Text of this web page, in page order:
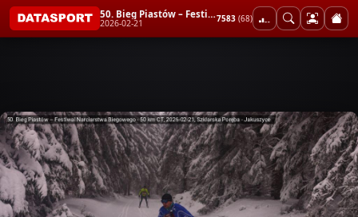
50. Bieg Piastów – Festiwal Narciarstwa Biegowego - 50 km CT
2026-02-21 7583 (68)